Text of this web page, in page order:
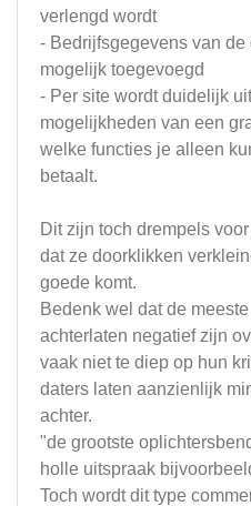
verlengd wordt
- Bedrijfsgegevens van
mogelijk toegevoegd
- Per site wordt duidelijk
mogelijkheden van een
welke functies je alleen
betaalt.
Dit zijn toch drempels
dat ze doorklikken
goede komt.
Bedenk wel dat de
achterlaten negatief zijn
vaak niet te diep op hun
daters laten aanzienlijk
achter.
"de grootste
holle uitspraak
Toch wordt dit type